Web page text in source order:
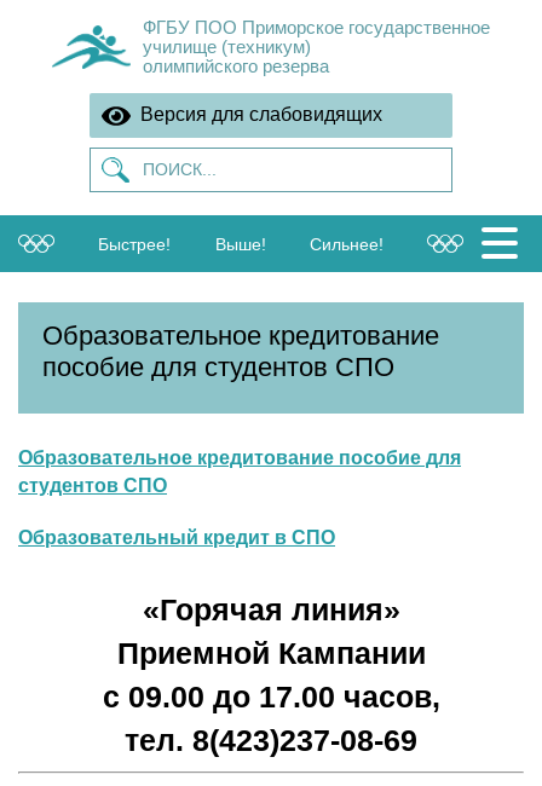
ФГБУ ПОО Приморское государственное
училище (техникум)
олимпийского резерва
Версия для слабовидящих
Быстрее! Выше! Сильнее!
«Горячая линия»
Приемной Кампании
с 09.00 до 17.00 часов,
тел. 8(423)237-08-69
Образовательное кредитование
пособие для студентов СПО
Образовательное кредитование пособие для
студентов СПО
Образовательный кредит в СПО